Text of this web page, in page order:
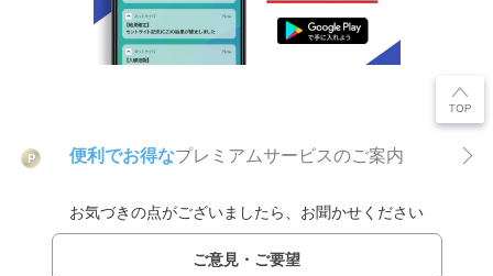
P 便利でお得なプレミアムサービスのご案内
お気づきの点がございましたら、お聞かせください
ご意見・ご要望